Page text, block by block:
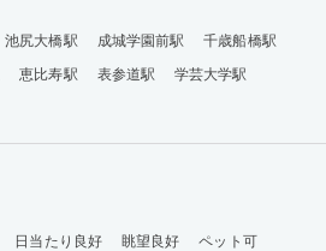
池尻大橋駅 成城学園前駅
千歳船橋駅
恵比寿駅 表参道駅
学芸大学駅
日当たり良好 眺望良好
ペット可